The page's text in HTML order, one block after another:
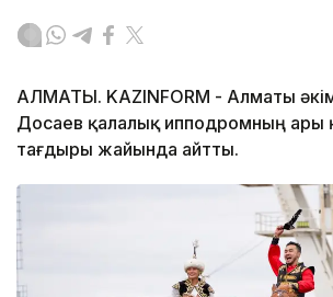
АЛМАТЫ. KAZINFORM - Алматы
Досаев қалалық ипподромның ары
тағдыры жайында айтты.